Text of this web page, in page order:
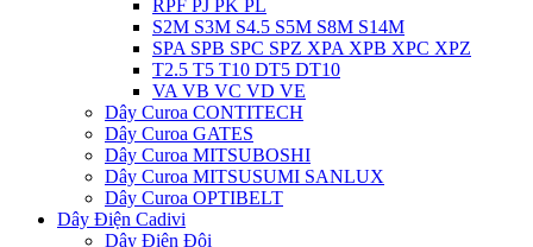
RPF PJ PK PL
S2M S3M S4.5 S5M S8M S14M
SPA SPB SPC SPZ XPA XPB XPC XPZ
T2.5 T5 T10 DT5 DT10
VA VB VC VD VE
Dây Curoa CONTITECH
Dây Curoa GATES
Dây Curoa MITSUBOSHI
Dây Curoa MITSUSUMI SANLUX
Dây Curoa OPTIBELT
Dây Điện Cadivi
Dây Điện Đôi